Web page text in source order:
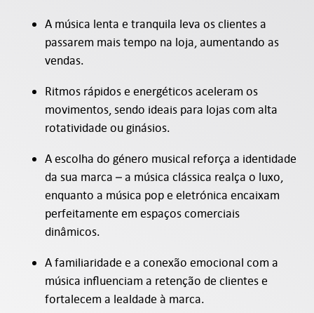
A música lenta e tranquila leva os clientes a
passarem mais tempo na loja, aumentando as
vendas.
Ritmos rápidos e energéticos aceleram os
movimentos, sendo ideais para lojas com alta
rotatividade ou ginásios.
A escolha do género musical reforça a identidade
da sua marca – a música clássica realça o luxo,
enquanto a música pop e eletrónica encaixam
perfeitamente em espaços comerciais
dinâmicos.
A familiaridade e a conexão emocional com a
música influenciam a retenção de clientes e
fortalecem a lealdade à marca.